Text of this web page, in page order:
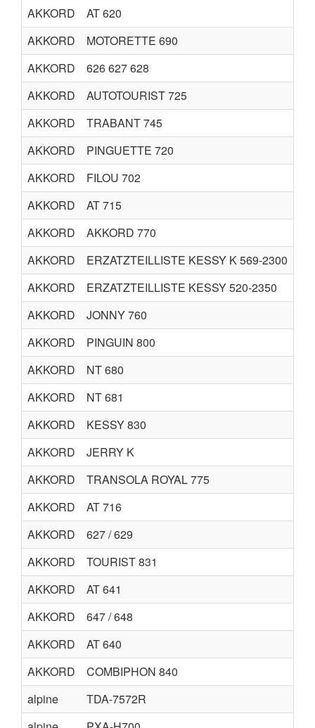
AKKORD
AT 620
AKKORD
MOTORETTE 690
AKKORD
626 627 628
AKKORD
AUTOTOURIST 725
AKKORD
TRABANT 745
AKKORD
PINGUETTE 720
AKKORD
FILOU 702
AKKORD
AT 715
AKKORD
AKKORD 770
AKKORD
ERZATZTEILLISTE KESSY K 569-2300
AKKORD
ERZATZTEILLISTE KESSY 520-2350
AKKORD
JONNY 760
AKKORD
PINGUIN 800
AKKORD
NT 680
AKKORD
NT 681
AKKORD
KESSY 830
AKKORD
JERRY K
AKKORD
TRANSOLA ROYAL 775
AKKORD
AT 716
AKKORD
627 / 629
AKKORD
TOURIST 831
AKKORD
AT 641
AKKORD
647 / 648
AKKORD
AT 640
AKKORD
COMBIPHON 840
alpine
TDA-7572R